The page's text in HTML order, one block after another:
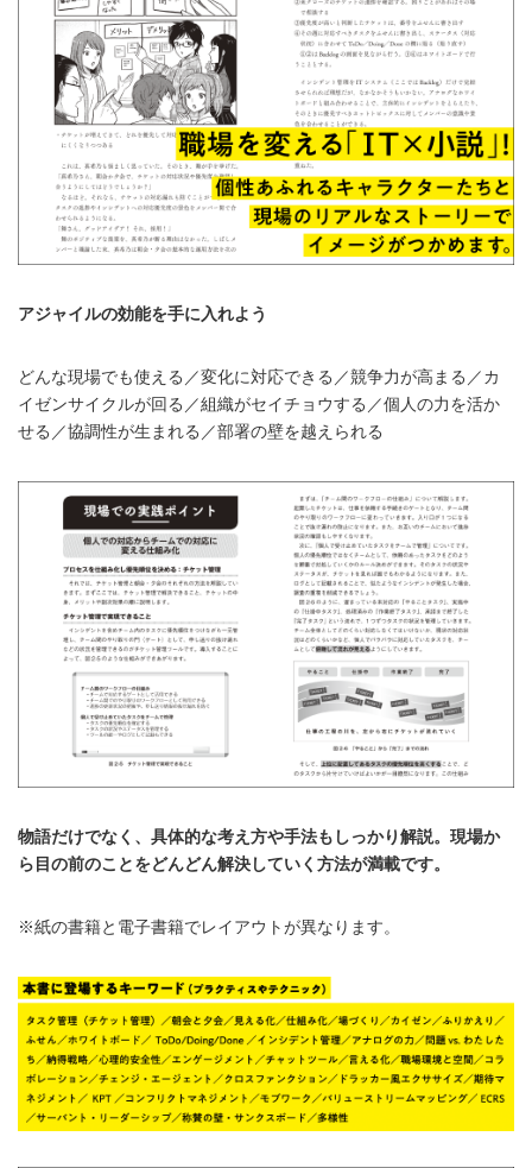
アジャイルの効能を手に入れよう
どんな現場でも使える／変化に対応できる／競争力が高まる／カ
イゼンサイクルが回る／組織がセイチョウする／個人の力を活か
せる／協調性が生まれる／部署の壁を越えられる
物語だけでなく、具体的な考え方や手法もしっかり解説。現場か
ら目の前のことをどんどん解決していく方法が満載です。
※紙の書籍と電子書籍でレイアウトが異なります。